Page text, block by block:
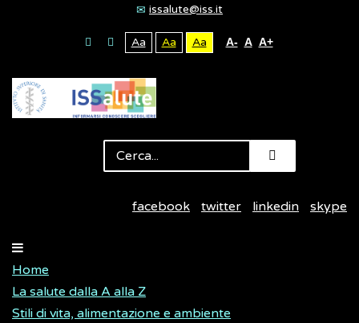
issalute@iss.it
Aa Aa Aa A- A A+
facebook twitter linkedin skype
Home
La salute dalla A alla Z
Stili di vita, alimentazione e ambiente